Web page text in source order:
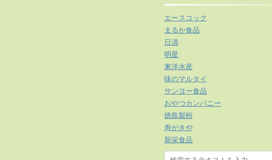
エースコック
まるか食品
日清
明星
東洋水産
味のマルタイ
サンヨー食品
おやつカンパニー
徳島製粉
寿がきや
新栄食品